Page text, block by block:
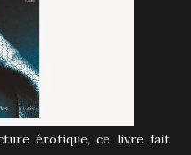
érotique, ce livre fait